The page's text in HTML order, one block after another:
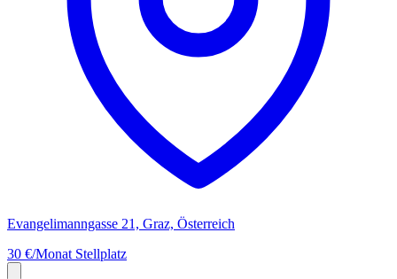
Evangelimanngasse 21, Graz, Österreich
30 €/Monat Stellplatz